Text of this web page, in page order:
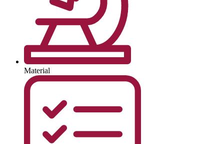
Material